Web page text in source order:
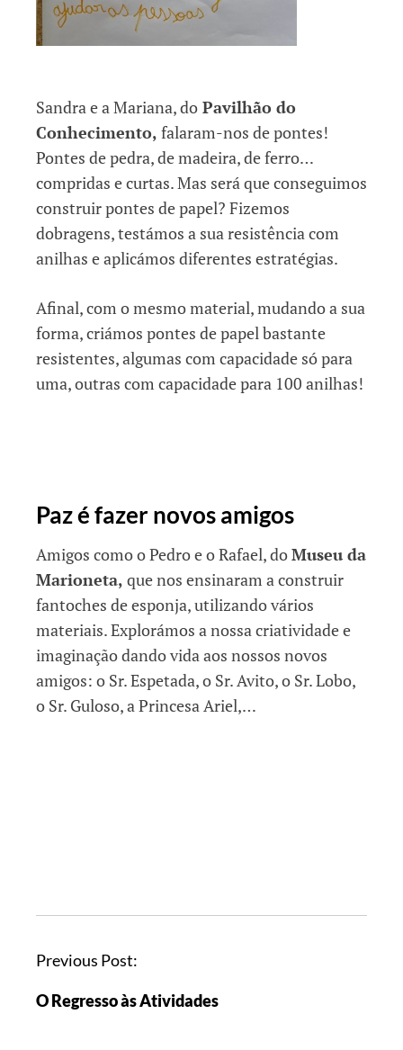
Sandra e a Mariana, do Pavilhão do
Conhecimento, falaram-nos de pontes!
Pontes de pedra, de madeira, de ferro…
compridas e curtas. Mas será que conseguimos
construir pontes de papel? Fizemos
dobragens, testámos a sua resistência com
anilhas e aplicámos diferentes estratégias.
Afinal, com o mesmo material, mudando a sua
forma, criámos pontes de papel bastante
resistentes, algumas com capacidade só para
uma, outras com capacidade para 100 anilhas!
Paz é fazer novos amigos
Amigos como o Pedro e o Rafael, doMuseu da
Marioneta, que nos ensinaram a construir
fantoches de esponja, utilizando vários
materiais. Explorámos a nossa criatividade e
imaginação dando vida aos nossos novos
amigos: o Sr. Espetada, o Sr. Avito, o Sr. Lobo,
o Sr. Guloso, a Princesa Ariel,…
Previous Post:
O Regresso às Atividades